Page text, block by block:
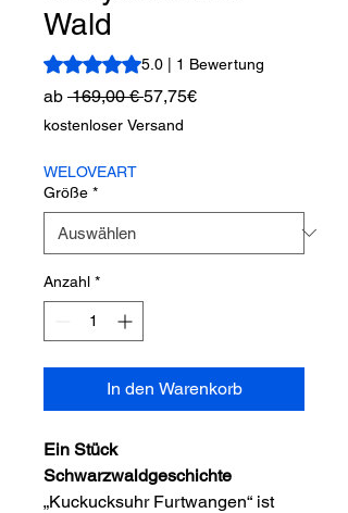
Wald
Das Rating beträgt 5.0 von fünf
5.0 | 1 Bewertung
ab 169,00 € Standardpreis
57,75€Sale-
kostenloser Versand
WELOVEART
Größe *
Anzahl *
In den Warenkorb
Ein Stück
Schwarzwaldgeschichte
„Kuckucksuhr Furtwangen“ ist